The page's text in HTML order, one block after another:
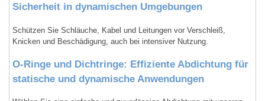
Sicherheit in dynamischen Umgebungen
Schützen Sie Schläuche, Kabel und Leitungen vor Verschleiß,
Knicken und Beschädigung, auch bei intensiver Nutzung.
O-Ringe und Dichtringe: Effiziente Abdichtung für
statische und dynamische Anwendungen